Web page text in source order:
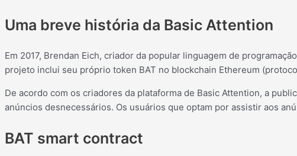
Uma breve história da Basic Attention
Em 2017, Brendan Eich, criador da popular linguagem de
projeto inclui seu próprio token BAT no blockchain Ethereum
De acordo com os criadores da plataforma de Basic Attention, a
anúncios desnecessários. Os usuários que optam por assistir aos
BAT smart contract